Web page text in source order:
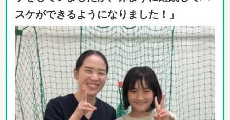
スケができるようになりました ！ 」